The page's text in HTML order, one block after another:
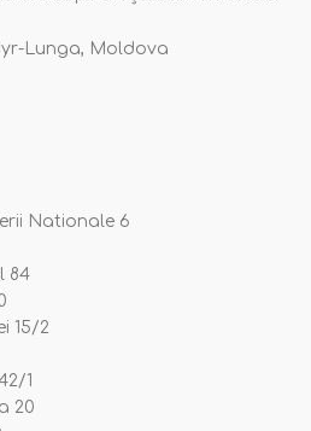
Lunga, Moldova
Nationale 6
84
15/2
1
20